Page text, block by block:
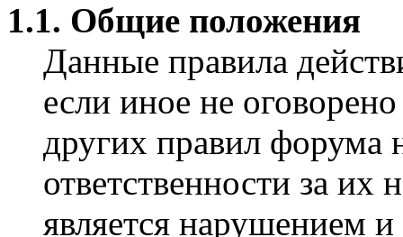
1.1. Общие положения
Данные правила
если иное не
других правил форума
ответственности за
является нарушением